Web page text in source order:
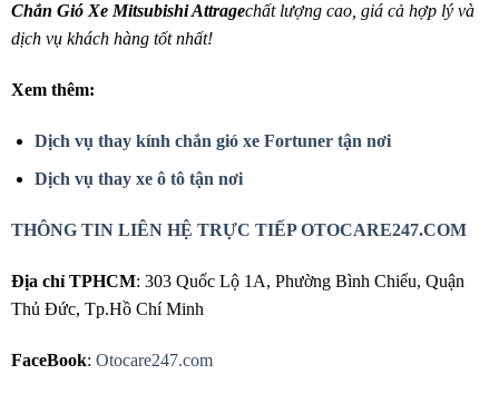
Chắn Gió Xe Mitsubishi Attragechất lượng cao, giá cả hợp lý và
dịch vụ khách hàng tốt nhất!
Xem thêm:
Dịch vụ thay kính chắn gió xe Fortuner tận nơi
Dịch vụ thay xe ô tô tận nơi
THÔNG TIN LIÊN HỆ TRỰC TIẾP OTOCARE247.COM
Địa chỉ TPHCM: 303 Quốc Lộ 1A, Phường Bình Chiểu, Quận
Thủ Đức, Tp.Hồ Chí Minh
FaceBook: Otocare247.com